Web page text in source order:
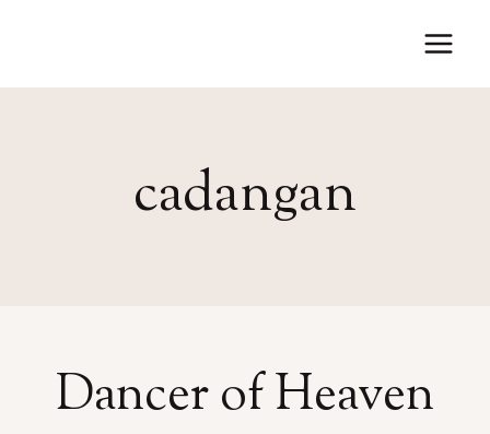
cadangan
Dancer of Heaven